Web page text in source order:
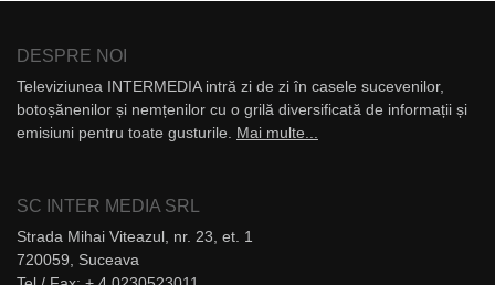
DESPRE NOI
Televiziunea INTERMEDIA intră zi de zi în casele sucevenilor,
botoșănenilor și nemțenilor cu o grilă diversificată de informații și
emisiuni pentru toate gusturile. Mai multe...
SC INTER MEDIA SRL
Strada Mihai Viteazul, nr. 23, et. 1
720059, Suceava